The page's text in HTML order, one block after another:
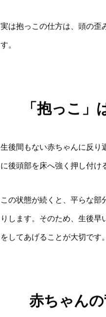
実は抱っこの仕方は、頭の歪
す。
「抱っこ
生後間もない赤ちゃんに反り
に後頭部を床へ強く押し付け
この状態が続くと、平らな部
りします。そのため、生後早
をしてあげることが大切です。
赤ちゃん